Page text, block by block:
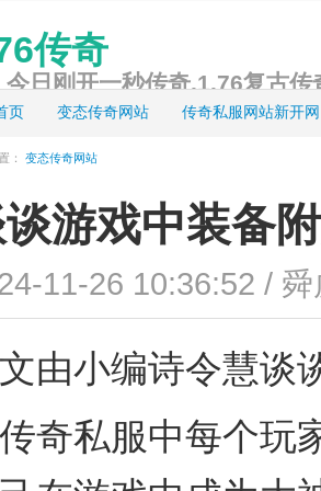
传奇
今日刚开一秒传奇,1.76复古
页 变态传奇网站 传奇私服网站新开网
： 变态传奇网站
游戏中装备
11-26 10:36:52 /
由小编诗令慧谈
奇私服中每个玩